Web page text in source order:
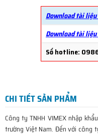
Download tài
Download tài
Số hotline:
CHI TIẾT SẢN PHẨM
Công ty TNHH VIMEX nhập
trường Việt Nam. Đến với công